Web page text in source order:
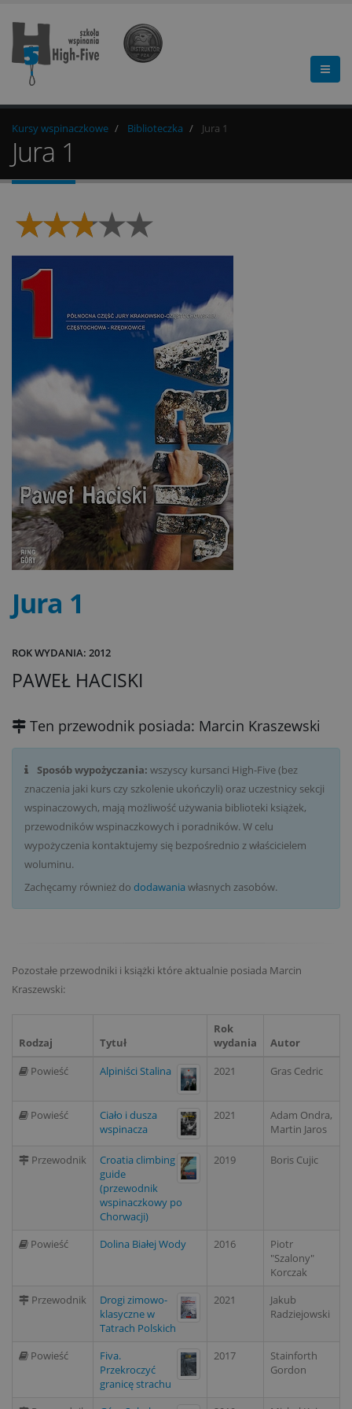
Kursy wspinaczkowe Biblioteczka Jura 1
Jura 1
Jura 1
ROK WYDANIA: 2012
PAWEŁ HACISKI
Ten przewodnik posiada: Marcin Kraszewski
Sposób wypożyczania: wszyscy kursanci High-Five (bez
znaczenia jaki kurs czy szkolenie ukończyli) oraz uczestnicy sekcji
wspinaczowych, mają możliwość używania biblioteki książek,
przewodników wspinaczkowych i poradników. W celu
wypożyczenia kontaktujemy się bezpośrednio z właścicielem
woluminu.
Zachęcamy również do dodawania własnych zasobów.
Pozostałe przewodniki i książki które aktualnie posiada Marcin
Kraszewski:
Rodzaj Tytuł
Rok
wydania
Autor
Powieść
Alpiniści Stalina 2021 Gras Cedric
Powieść
Ciało i dusza
wspinacza
2021
Adam Ondra,
Martin Jaros
Przewodnik
Croatia climbing
guide
(przewodnik
wspinaczkowy po
Chorwacji)
2019 Boris Cujic
Powieść Dolina Białej Wody 2016
Piotr
"Szalony"
Korczak
Przewodnik
Drogi zimowo-
klasyczne w
Tatrach Polskich
2021
Jakub
Radziejowski
Powieść
Fiva.
Przekroczyć
granicę strachu
2017
Stainforth
Gordon